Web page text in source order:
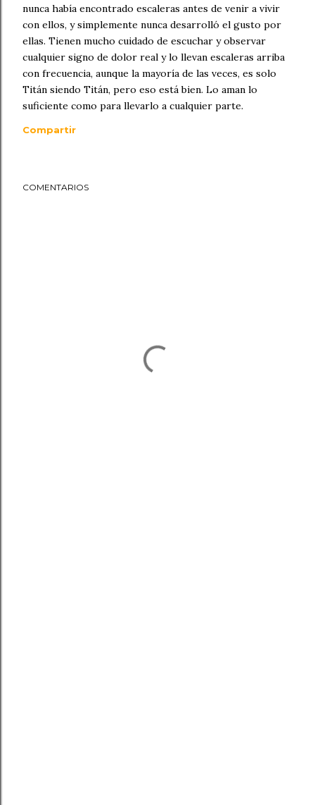
nunca había encontrado escaleras antes de venir a vivir
con ellos, y simplemente nunca desarrolló el gusto por
ellas. Tienen mucho cuidado de escuchar y observar
cualquier signo de dolor real y lo llevan escaleras arriba
con frecuencia, aunque la mayoría de las veces, es solo
Titán siendo Titán, pero eso está bien. Lo aman lo
suficiente como para llevarlo a cualquier parte.
Compartir
COMENTARIOS